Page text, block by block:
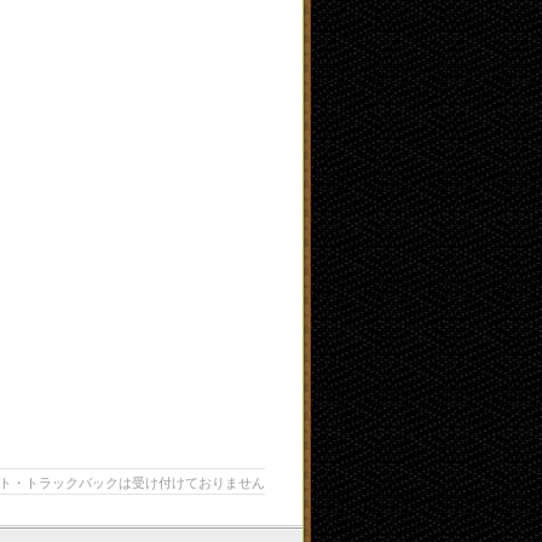
・トラックバックは受け付けておりません